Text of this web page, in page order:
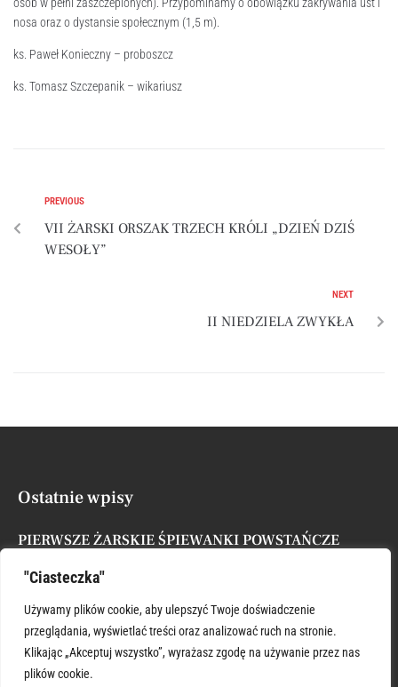
"Ciasteczka"
Używamy plików cookie, aby ulepszyć Twoje doświadczenie
przeglądania, wyświetlać treści oraz analizować ruch na stronie.
Klikając „Akceptuj wszystko”, wyrażasz zgodę na używanie przez nas
plików cookie.
nosa oraz o dystansie społecznym (1,5 m).
ks. Paweł Konieczny – proboszcz
ks. Tomasz Szczepanik – wikariusz
PREVIOUS
VII ŻARSKI ORSZAK TRZECH KRÓLI „DZIEŃ DZIŚ
WESOŁY”
NEXT
II NIEDZIELA ZWYKŁA
Ostatnie wpisy
PIERWSZE ŻARSKIE ŚPIEWANKI POWSTAŃCZE
XVII NIEDZIELA ZWYKŁA
Posted byAdministrator 26 lipca, 2026
ŚWIĘTY KRZYSZTOFIE WSPIERAJ